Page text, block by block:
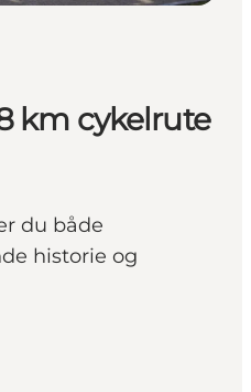
km cykelrute
du både
historie og